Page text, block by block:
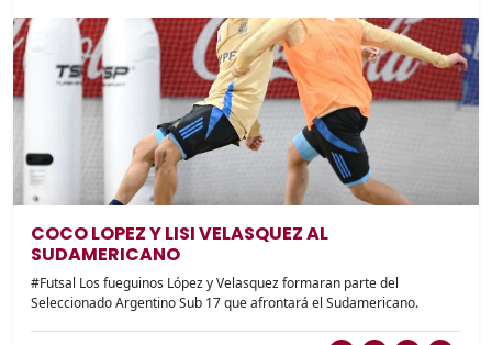
COCO LOPEZ Y LISI VELASQUEZ AL
SUDAMERICANO
#Futsal Los fueguinos López y Velasquez formaran parte del
Seleccionado Argentino Sub 17 que afrontará el Sudamericano.